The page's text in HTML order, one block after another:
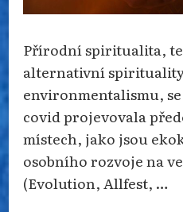
Přírodní spiritualita,
alternativní
environmentalismu,
covid projevovala
místech, jako jsou
osobního rozvoje na
(Evolution, Allfest, …